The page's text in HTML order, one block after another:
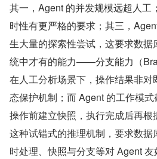
其一，Agent 的并发规模远超人工
时性有更严格的要求；其三，
生大量的探索性尝试，这要求数
统中才有的能力——分支能力（
在人工分析场景下，操作结果非
态保护机制；而 Agent 的工作模
操作前建立快照，执行完成后再根
这种试错式的推理机制，要求数
时处理、快照与分支等对 Agent 友